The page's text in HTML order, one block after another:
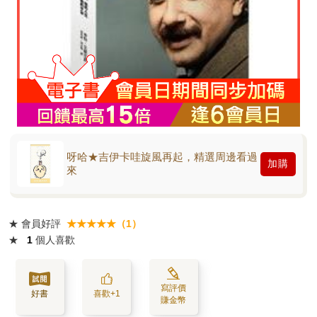
呀哈★吉伊卡哇旋風再起，精選周邊看過
來
加購
★ 會員好評 ★★★★★（1）
★
1 個人喜歡
好書 喜歡+1
寫評價
賺金幣